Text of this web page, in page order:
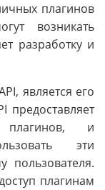
плагинов
возникать
разработку и
является его
предоставляет
и
эти
пользователя.
плагинам